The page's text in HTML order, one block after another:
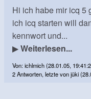
Hi ich habe mir icq 5
ich icq starten will
kennwort und...
▶Weiterlesen...
Von: ichlmich (28.01.05,
2 Antworten, letzte von jüki